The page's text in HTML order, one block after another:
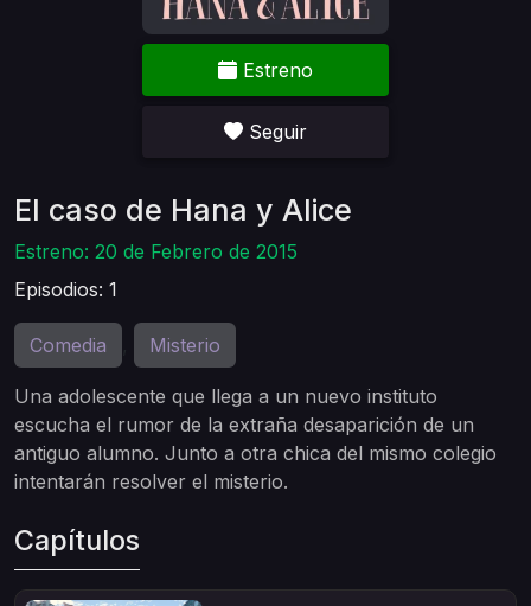
Estreno
Seguir
El caso de Hana y Alice
Estreno: 20 de Febrero de 2015
Episodios: 1
Comedia Misterio
Una adolescente que llega a un nuevo instituto
escucha el rumor de la extraña desaparición de un
antiguo alumno. Junto a otra chica del mismo colegio
intentarán resolver el misterio.
Capítulos